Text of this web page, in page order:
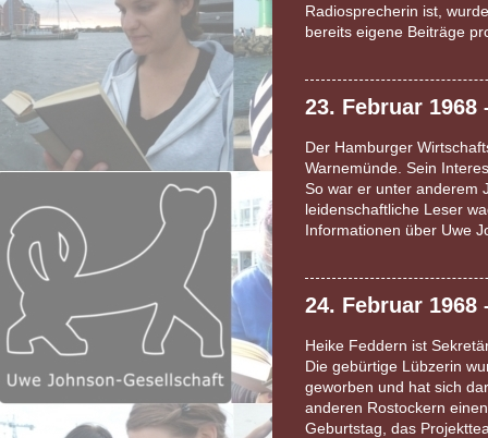
Radiosprecherin ist,
bereits eigene Beiträge
23. Februar 1968
Der Hamburger
Warnemünde. Sein
So war er unter anderem
leidenschaftliche Leser
Informationen über Uwe
24. Februar 1968
Heike Feddern ist
Die gebürtige Lübzerin
geworben und hat sich
anderen Rostockern
Geburtstag, das